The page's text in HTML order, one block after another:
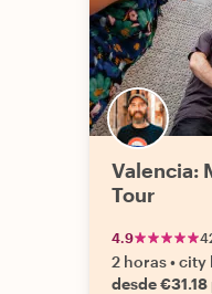
Valencia:
Tour
4.9
2 horas•city
desde